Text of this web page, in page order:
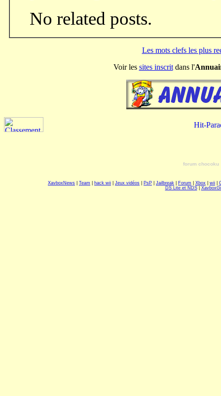
No related posts.
Les mots clefs les plus
Voir les sites inscritdans l'
forum chocoku
XavboxNews Team hack wii Jeux vidéos PsP Jailbreak Forum Xbox wii
DS Lite et NDS|